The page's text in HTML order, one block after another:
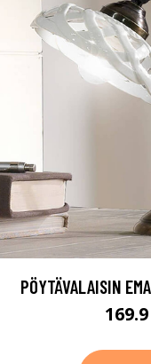
PÖYTÄVALAISIN